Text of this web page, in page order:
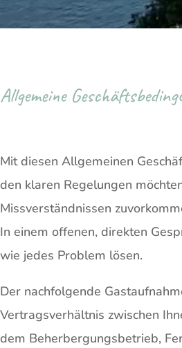
Allgemeine
Mit diesen Allgemeinen
den klaren Regelungen
Missverständnissen
In einem offenen, direkten
wie jedes Problem lösen.
Der nachfolgende
Vertragsverhältnis zwischen
dem Beherbergungsbetrieb,